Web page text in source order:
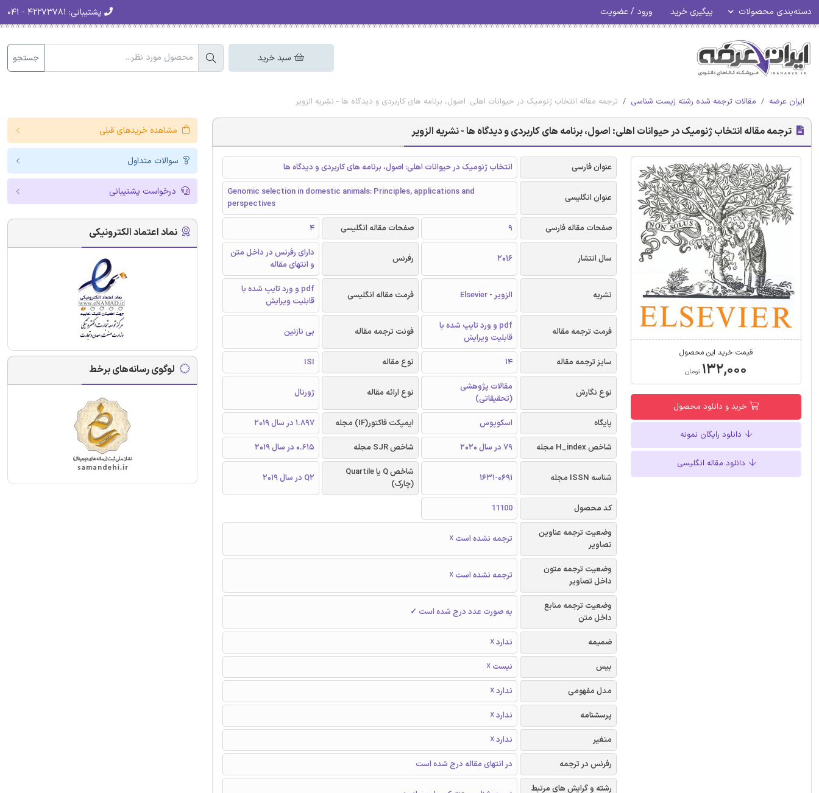
دسته‌بندی محصولات پیگیری خرید ورود / عضویت پشتیبانی:
سبد خرید جستجو
ایران عرضه مقالات ترجمه شده رشته زیست شناسی ترجمه مقاله انتخاب ژنومیک در حیوانات اهلی: اصول، برنامه های کاربردی و دیدگاه ها - نشریه الزویر
ترجمه مقاله انتخاب ژنومیک در حیوانات اهلی: اصول، برنامه های کاربردی و دیدگاه ها - نشریه الزویر
قیمت خرید این محصول
۱۳۲,۰۰۰ تومان
خرید و دانلود محصول
دانلود رایگان نمونه
دانلود مقاله انگلیسی
عنوان فارسی انتخاب ژنومیک در حیوانات اهلی: اصول، برنامه های کاربردی و دیدگاه ها
عنوان انگلیسی
Genomic selection in domestic animals: Principles, applications and
perspectives
صفحات مقاله فارسی
9 صفحات مقاله انگلیسی 4
سال انتشار 2016 رفرنس
دارای رفرنس در داخل متن
و انتهای مقاله
نشریه الزویر - Elsevier فرمت مقاله انگلیسی
pdf و ورد تایپ شده با
قابلیت ویرایش
فرمت ترجمه مقاله
pdf و ورد تایپ شده با
قابلیت ویرایش
فونت ترجمه مقاله بی نازنین
سایز ترجمه مقاله 14 نوع مقاله ISI
نوع نگارش
مقالات پژوهشی
(تحقیقاتی)
نوع ارائه مقاله ژورنال
پایگاه اسکوپوس ایمپکت فاکتور(IF) مجله
1.897 در سال 2019
شاخص H_index مجله
79 در سال 2020 شاخص SJR مجله 0.615 در سال 2019
شناسه ISSN مجله 1631-0691
شاخص Q یا Quartile
(چارک)
Q2 در سال 2019
کد محصول
11100
وضعیت ترجمه عناوین
تصاویر
ترجمه نشده است ☓
وضعیت ترجمه متون
داخل تصاویر
ترجمه نشده است ☓
وضعیت ترجمه منابع
داخل متن
به صورت عدد درج شده است ✓
ضمیمه
ندارد ☓
بیس
نیست ☓
مدل مفهومی
ندارد ☓
پرسشنامه
ندارد ☓
متغیر
ندارد ☓
رفرنس در ترجمه
در انتهای مقاله درج شده است
رشته و گرایش های مرتبط
مشاهده خریدهای قبلی
سوالات متداول
درخواست پشتیبانی
نماد اعتماد الکترونیکی
لوگوی رسانه‌های برخط